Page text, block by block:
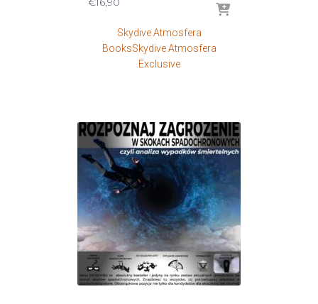
Skydive Atmosfera
BooksSkydive Atmosfera
Exclusive